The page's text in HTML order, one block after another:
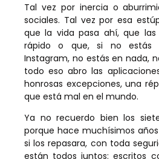
Tal vez por inercia o
sociales. Tal vez por esa
que la vida pasa ahí, que
rápido o que, si no estás
Instagram, no estás en nada,
todo eso abro las
honrosas excepciones, una
que está mal en el mundo.
Ya no recuerdo bien los
porque hace muchísimos
si los repasara, con toda
están todos juntos: escritos